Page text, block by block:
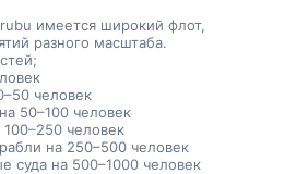
имеется широкий флот,
разного масштаба.
человек
50–100 человек
человек
на 250–500 человек
суда на 500–1000 человек